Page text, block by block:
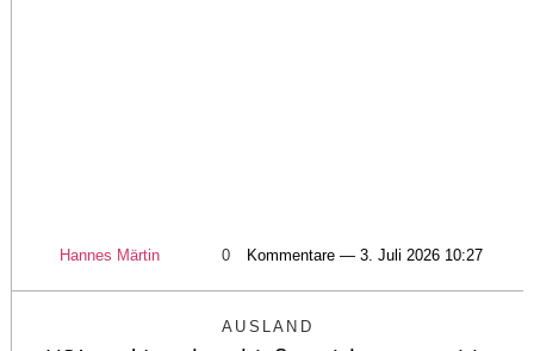
Hannes Märtin 0 Kommentare — 3. Juli 2026 10:27
AUSLAND